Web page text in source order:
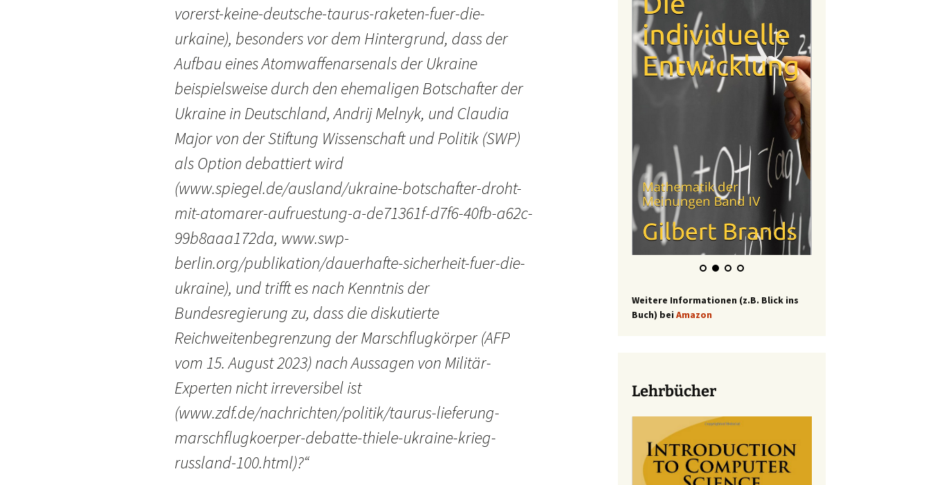
vorerst-keine-deutsche-taurus-raketen-fuer-die-
urkaine), besonders vor dem Hintergrund, dass der
Aufbau eines Atomwaffenarsenals der Ukraine
beispielsweise durch den ehemaligen Botschafter der
Ukraine in Deutschland, Andrij Melnyk, und Claudia
Major von der Stiftung Wissenschaft und Politik (SWP)
als Option debattiert wird
(www.spiegel.de/ausland/ukraine-botschafter-droht-
mit-atomarer-aufruestung-a-de71361f-d7f6-40fb-a62c-
99b8aaa172da, www.swp-
berlin.org/publikation/dauerhafte-sicherheit-fuer-die-
ukraine), und trifft es nach Kenntnis der
Bundesregierung zu, dass die diskutierte
Reichweitenbegrenzung der Marschflugkörper (AFP
vom 15. August 2023) nach Aussagen von Militär-
Experten nicht irreversibel ist
(www.zdf.de/nachrichten/politik/taurus-lieferung-
marschflugkoerper-debatte-thiele-ukraine-krieg-
russland-100.html)?“
Weitere Informationen (z.B. Blick ins
Buch) bei Amazon
Lehrbücher